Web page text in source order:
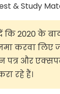
& Study
कि 2020 के
जमा करवा लिए
और
रहे हैं।